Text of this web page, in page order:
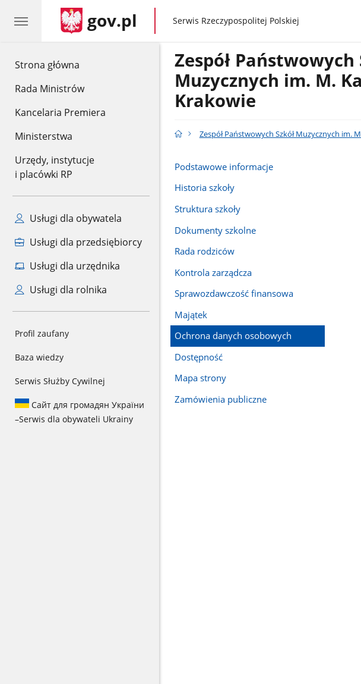
Strona główna
Rada Ministrów
Kancelaria Premiera
Ministerstwa
Urzędy, instytucje
i placówki RP
Usługi dla obywatela
Usługi dla przedsiębiorcy
Usługi dla urzędnika
Usługi dla rolnika
Profil zaufany
Baza wiedzy
Serwis Służby Cywilnej
Сайт для громадян України
–Serwis dla obywateli Ukrainy
gov.pl gov.pl
Serwis Rzeczypospolitej Polskiej
Zespół Państwowych
Muzycznych im. M.
Krakowie
Zespół Państwowych Szkół Muzycznych im.
Podstawowe informacje
Historia szkoły
Struktura szkoły
Dokumenty szkolne
Rada rodziców
Kontrola zarządcza
Sprawozdawczość finansowa
Majątek
Ochrona danych osobowych
Dostępność
Mapa strony
Zamówienia publiczne